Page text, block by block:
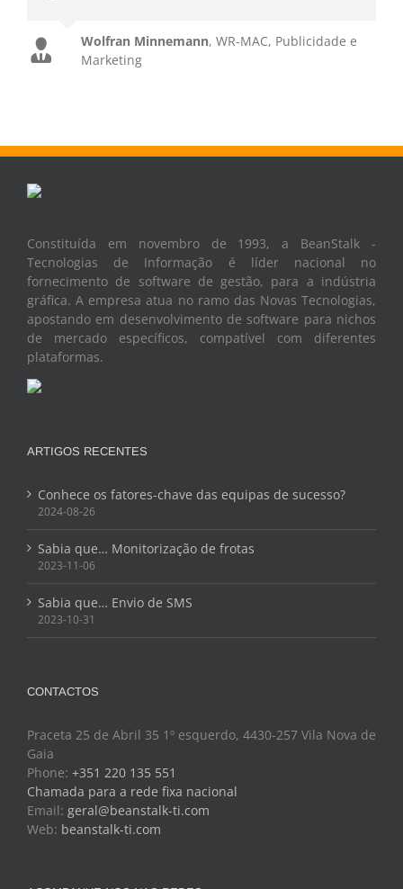
Wolfran Minnemann, WR-MAC, Publicidade e
Marketing
Constituída em novembro de 1993, a BeanStalk -
Tecnologias de Informação é líder nacional no
fornecimento de software de gestão, para a indústria
gráfica. A empresa atua no ramo das Novas Tecnologias,
apostando em desenvolvimento de software para nichos
de mercado específicos, compatível com diferentes
plataformas.
ARTIGOS RECENTES
Conhece os fatores-chave das equipas de sucesso?
2024-08-26
Sabia que… Monitorização de frotas
2023-11-06
Sabia que… Envio de SMS
2023-10-31
CONTACTOS
Praceta 25 de Abril 35 1º esquerdo, 4430-257 Vila Nova de
Gaia
Phone: +351 220 135 551
Chamada para a rede fixa nacional
Email: geral@beanstalk-ti.com
Web: beanstalk-ti.com